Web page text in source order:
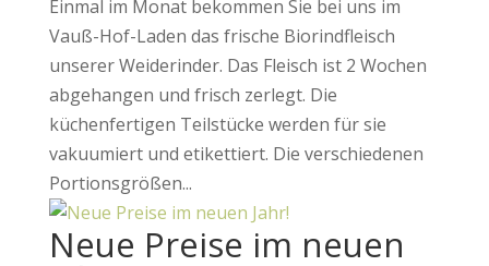
Einmal im Monat bekommen Sie bei uns im
Vauß-Hof-Laden das frische Biorindfleisch
unserer Weiderinder. Das Fleisch ist 2 Wochen
abgehangen und frisch zerlegt. Die
küchenfertigen Teilstücke werden für sie
vakuumiert und etikettiert. Die verschiedenen
Portionsgrößen...
Neue Preise im neuen